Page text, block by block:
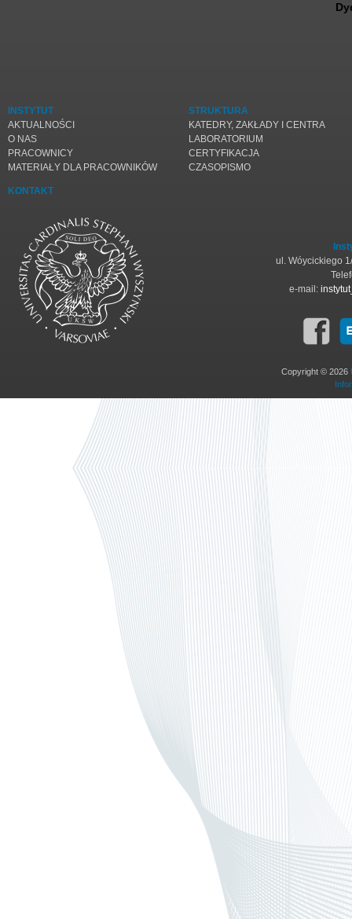
INSTYTUT
AKTUALNOŚCI
O NAS
PRACOWNICY
MATERIAŁY DLA PRACOWNIKÓW
KONTAKT
STRUKTURA
KATEDRY, ZAKŁADY I CENTRA
LABORATORIUM
CERTYFIKACJA
CZASOPISMO
ul. Wóycickiego
e-mail:
Copyright © 2026